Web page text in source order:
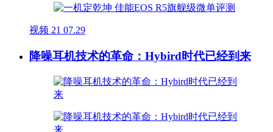
视频 21 07.29
降噪耳机技术的革命：Hybird时代已经到来